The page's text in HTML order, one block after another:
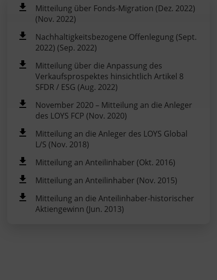
Mitteilung über Fonds-Migration (Dez. 2022)
(Nov. 2022)
Nachhaltigkeitsbezogene Offenlegung (Sept.
2022) (Sep. 2022)
Mitteilung über die Anpassung des
Verkaufsprospektes hinsichtlich Artikel 8
SFDR / ESG (Aug. 2022)
November 2020 – Mitteilung an die Anleger
des LOYS FCP (Nov. 2020)
Mitteilung an die Anleger des LOYS Global
L/S (Nov. 2018)
Mitteilung an Anteilinhaber (Okt. 2016)
Mitteilung an Anteilinhaber (Nov. 2015)
Mitteilung an die Anteilinhaber-historischer
Aktiengewinn (Jun. 2013)